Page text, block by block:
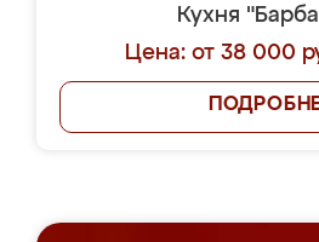
Кухня
Цена: от 38 000